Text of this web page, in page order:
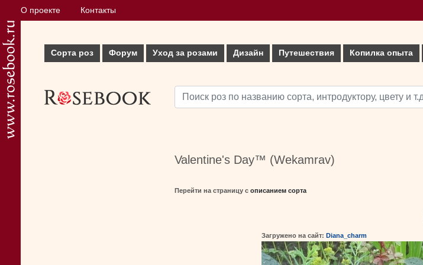
О проекте Контакты
Сорта роз Форум Уход за розами Дизайн Путешествия Копилка опыта
Valentine's Day™ (Wekamrav)
Перейти на страницу с описанием сорта
Загружено на сайт: Diana_charm